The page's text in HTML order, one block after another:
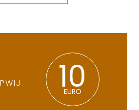
10
EURO